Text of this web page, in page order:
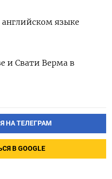
языке
и Свати Верма в
НА ТЕЛЕГРАМ
В GOOGLE